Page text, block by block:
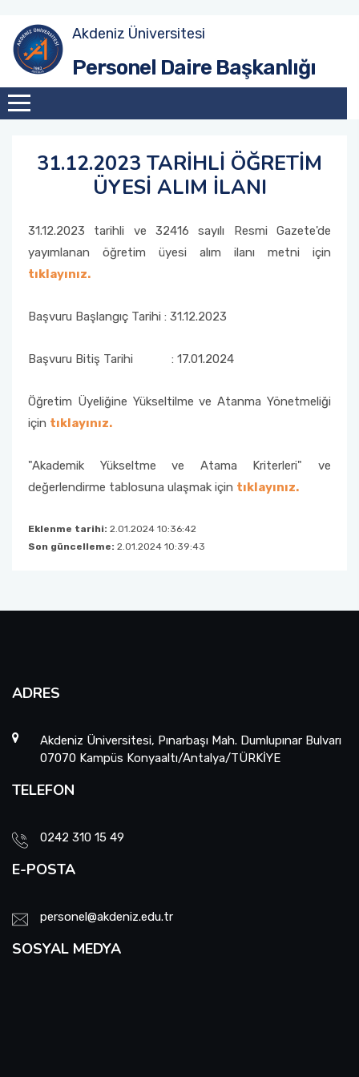
Akdeniz Üniversitesi
Personel Daire Başkanlığı
31.12.2023 TARİHLİ ÖĞRETİM
ÜYESİ ALIM İLANI
31.12.2023 tarihli ve 32416 sayılı Resmi Gazete'de
yayımlanan öğretim üyesi alım ilanı metni için
tıklayınız.
Başvuru Başlangıç Tarihi : 31.12.2023
Başvuru Bitiş Tarihi : 17.01.2024
Öğretim Üyeliğine Yükseltilme ve Atanma Yönetmeliği
için tıklayınız.
"Akademik Yükseltme ve Atama Kriterleri" ve
değerlendirme tablosuna ulaşmak için tıklayınız.
Eklenme tarihi: 2.01.2024 10:36:42
Son güncelleme: 2.01.2024 10:39:43
ADRES
Akdeniz Üniversitesi, Pınarbaşı Mah. Dumlupınar Bulvarı
07070 Kampüs Konyaaltı/Antalya/TÜRKİYE
TELEFON
0242 310 15 49
E-POSTA
personel@akdeniz.edu.tr
SOSYAL MEDYA
Akademik Atama Şube Müdürlüğü
Akademik Görevlendirme ve Evrak Kayıt Şube
Müdürlüğü
İdari Personel Şube Müdürlüğü
Maaş Tahakkuk Şube Müdürlüğü
Hizmet İçi Eğitim Şube Müdürlüğü